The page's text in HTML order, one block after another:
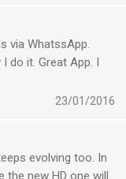
via WhatssApp.
do it. Great App. I
23/01/2016
evolving too. In
the new HD one will